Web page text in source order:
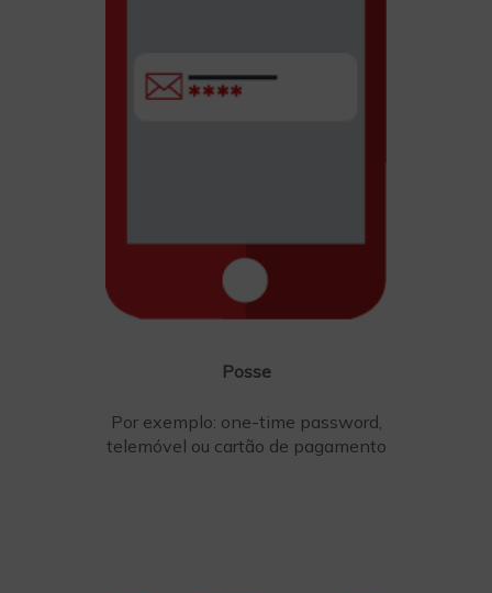
Posse
Por exemplo: one-time password,
telemóvel ou cartão de pagamento